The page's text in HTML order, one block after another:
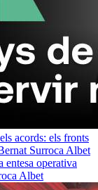
acords: els fronts
Surroca Albet
operativa
Albet